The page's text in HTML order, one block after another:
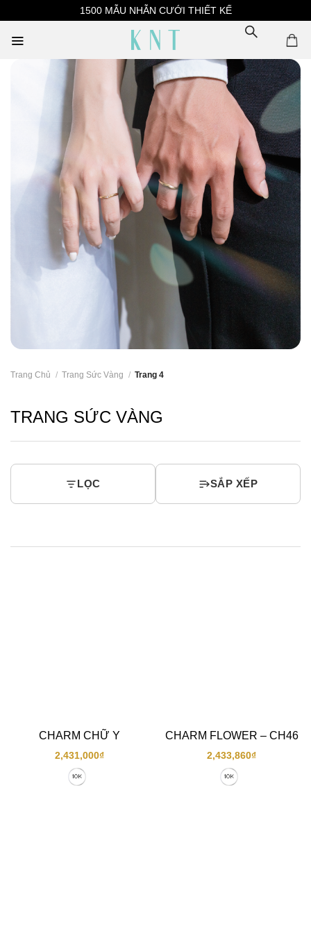
content
1500 MẪU NHẪN CƯỚI THIẾT KẾ
Trang Chủ / Trang Sức Vàng / Trang 4
TRANG SỨC VÀNG
LỌC SẮP XẾP
CHARM CHỮ Y
2,431,000₫
CHARM FLOWER – CH46
2,433,860₫